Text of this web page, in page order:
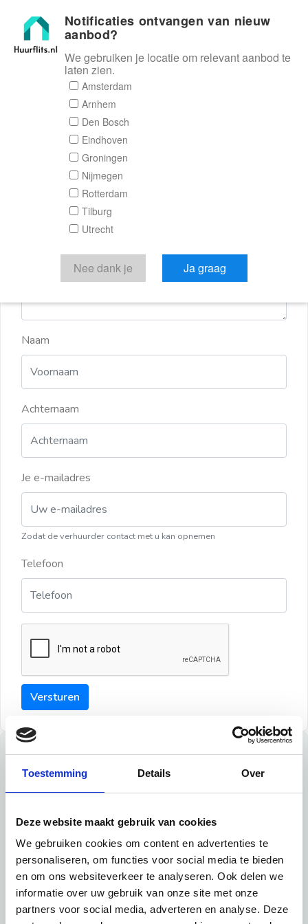
Toestemming Details Over
Deze website maakt gebruik van cookies
We gebruiken cookies om content en advertenties te
personaliseren, om functies voor social media te bieden
en om ons websiteverkeer te analyseren. Ook delen we
informatie over uw gebruik van onze site met onze
partners voor social media, adverteren en analyse. Deze
Huurflits
Reactieformulier
Huurflits
Verstuur je bericht
Door een bericht te sturen kom je in contact met de
aanbieder of makelaar van de woning.
Naam
Achternaam
Je e-mailadres
Zodat de verhuurder contact met u kan opnemen
Telefoon
Versturen
Tips
Tip 1:
Schrijf een duidelijke introductie en geef de volgende
informatie mee:
Ben je student, werkachtig of werkzoekend
Notificaties ontvangen van nieuw
aanbod?
We gebruiken je locatie om relevant aanbod te
laten zien.
Amsterdam
Arnhem
Den Bosch
Eindhoven
Groningen
Nijmegen
Rotterdam
Tilburg
Utrecht
Nee dank je Ja graag